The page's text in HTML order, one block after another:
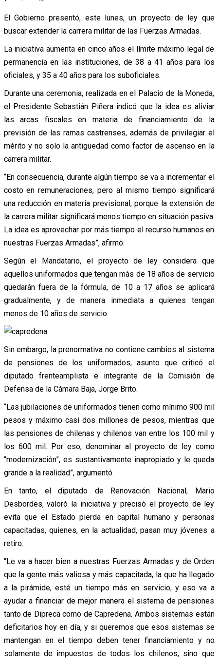
El Gobierno presentó, este lunes, un proyecto de ley que
buscar extender la carrera militar de las Fuerzas Armadas.
La iniciativa aumenta en cinco años el límite máximo legal de
permanencia en las instituciones, de 38 a 41 años para los
oficiales, y 35 a 40 años para los suboficiales.
Durante una ceremonia, realizada en el Palacio de la Moneda,
el Presidente Sebastián Piñera indicó que la idea es aliviar
las arcas fiscales en materia de financiamiento de la
previsión de las ramas castrenses, además de privilegiar el
mérito y no solo la antigüedad como factor de ascenso en la
carrera militar.
“En consecuencia, durante algún tiempo se va a incrementar el
costo en remuneraciones, pero al mismo tiempo significará
una reducción en materia previsional, porque la extensión de
la carrera militar significará menos tiempo en situación pasiva.
La idea es aprovechar por más tiempo el recurso humanos en
nuestras Fuerzas Armadas”, afirmó.
Según el Mandatario, el proyecto de ley considera que
aquellos uniformados que tengan más de 18 años de servicio
quedarán fuera de la fórmula, de 10 a 17 años se aplicará
gradualmente, y de manera inmediata a quienes tengan
menos de 10 años de servicio.
Sin embargo, la prenormativa no contiene cambios al sistema
de pensiones de los uniformados, asunto que criticó el
diputado frenteamplista e integrante de la Comisión de
Defensa de la Cámara Baja, Jorge Brito.
“Las jubilaciones de uniformados tienen como mínimo 900 mil
pesos y máximo casi dos millones de pesos, mientras que
las pensiones de chilenas y chilenos van entre los 100 mil y
los 600 mil. Por eso, denominar al proyecto de ley como
“modernización”, es sustantivamente inapropiado y le queda
grande a la realidad”, argumentó.
En tanto, el diputado de Renovación Nacional, Mario
Desbordes, valoró la iniciativa y precisó el proyecto de ley
evita que el Estado pierda en capital humano y personas
capacitadas, quienes, en la actualidad, pasan muy jóvenes a
retiro.
“Le va a hacer bien a nuestras Fuerzas Armadas y de Orden
que la gente más valiosa y más capacitada, la que ha llegado
a la pirámide, esté un tiempo más en servicio, y eso va a
ayudar a financiar de mejor manera el sistema de pensiones
tanto de Dipreca como de Capredena. Ambos sistemas están
deficitarios hoy en día, y si queremos que esos sistemas se
mantengan en el tiempo deben tener financiamiento y no
solamente de impuestos de todos los chilenos, sino que